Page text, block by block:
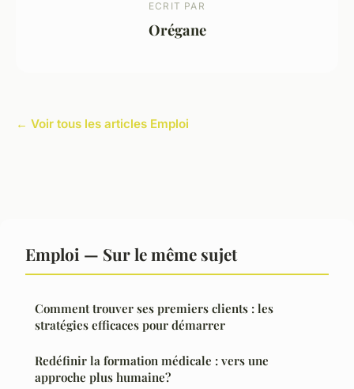
ECRIT PAR
Orégane
← Voir tous les articles Emploi
Emploi — Sur le même sujet
Comment trouver ses premiers clients : les
stratégies efficaces pour démarrer
Redéfinir la formation médicale : vers une
approche plus humaine?